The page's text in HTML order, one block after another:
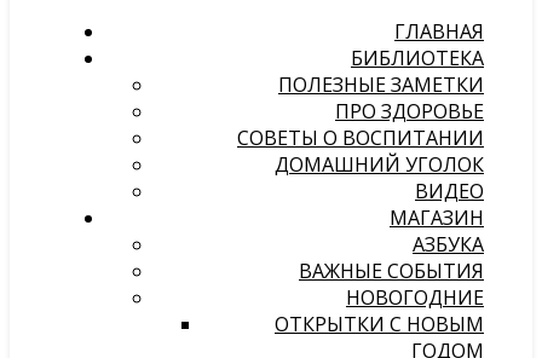
ГЛАВНАЯ
БИБЛИОТЕКА
ПОЛЕЗНЫЕ ЗАМЕТКИ
ПРО ЗДОРОВЬЕ
СОВЕТЫ О ВОСПИТАНИИ
ДОМАШНИЙ УГОЛОК
ВИДЕО
МАГАЗИН
АЗБУКА
ВАЖНЫЕ СОБЫТИЯ
НОВОГОДНИЕ
ОТКРЫТКИ С НОВЫМ
ГОДОМ